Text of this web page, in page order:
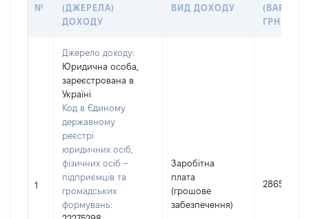
№
(ДЖЕРЕЛА)
ДОХОДУ
ВИД ДОХОДУ
ГРН
1
Джерело доходу:
Юридична особа,
зареєстрована в
Україні
Код в Єдиному
державному
реєстрі
юридичних осіб,
фізичних осіб –
підприємців та
громадських
формувань:
Заробітна
плата
(грошове
забезпечення)
286545